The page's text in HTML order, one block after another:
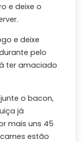
e deixe o
e deixe
pelo
ter amaciado
o bacon,
já
mais uns 45
estão